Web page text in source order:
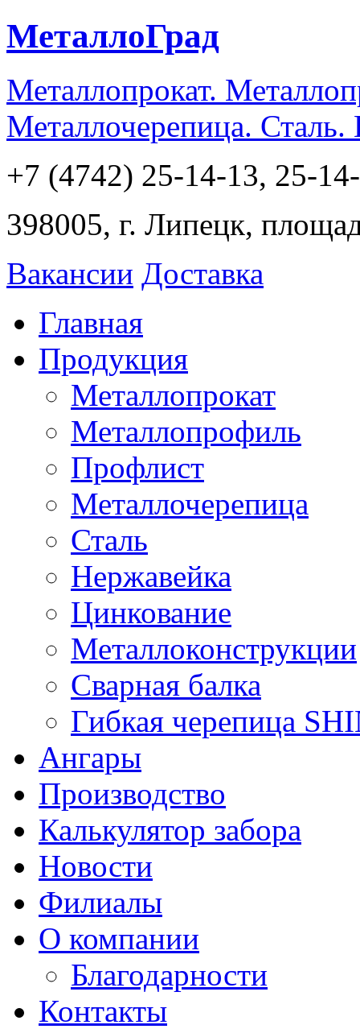
МеталлоГрад
Металлопрокат.
Металлочерепица.
+7 (4742) 25-14-13, 25-
398005, г. Липецк,
Вакансии Доставка
Главная
Продукция
Металлопрокат
Металлопрофиль
Профлист
Металлочерепица
Сталь
Нержавейка
Цинкование
Металлоконструкции
Сварная балка
Гибкая черепица
Ангары
Производство
Калькулятор забора
Новости
Филиалы
О компании
Благодарности
Контакты